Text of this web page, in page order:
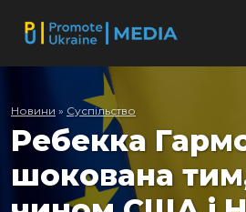
Новини » Суспільство
Ребекка
шокована